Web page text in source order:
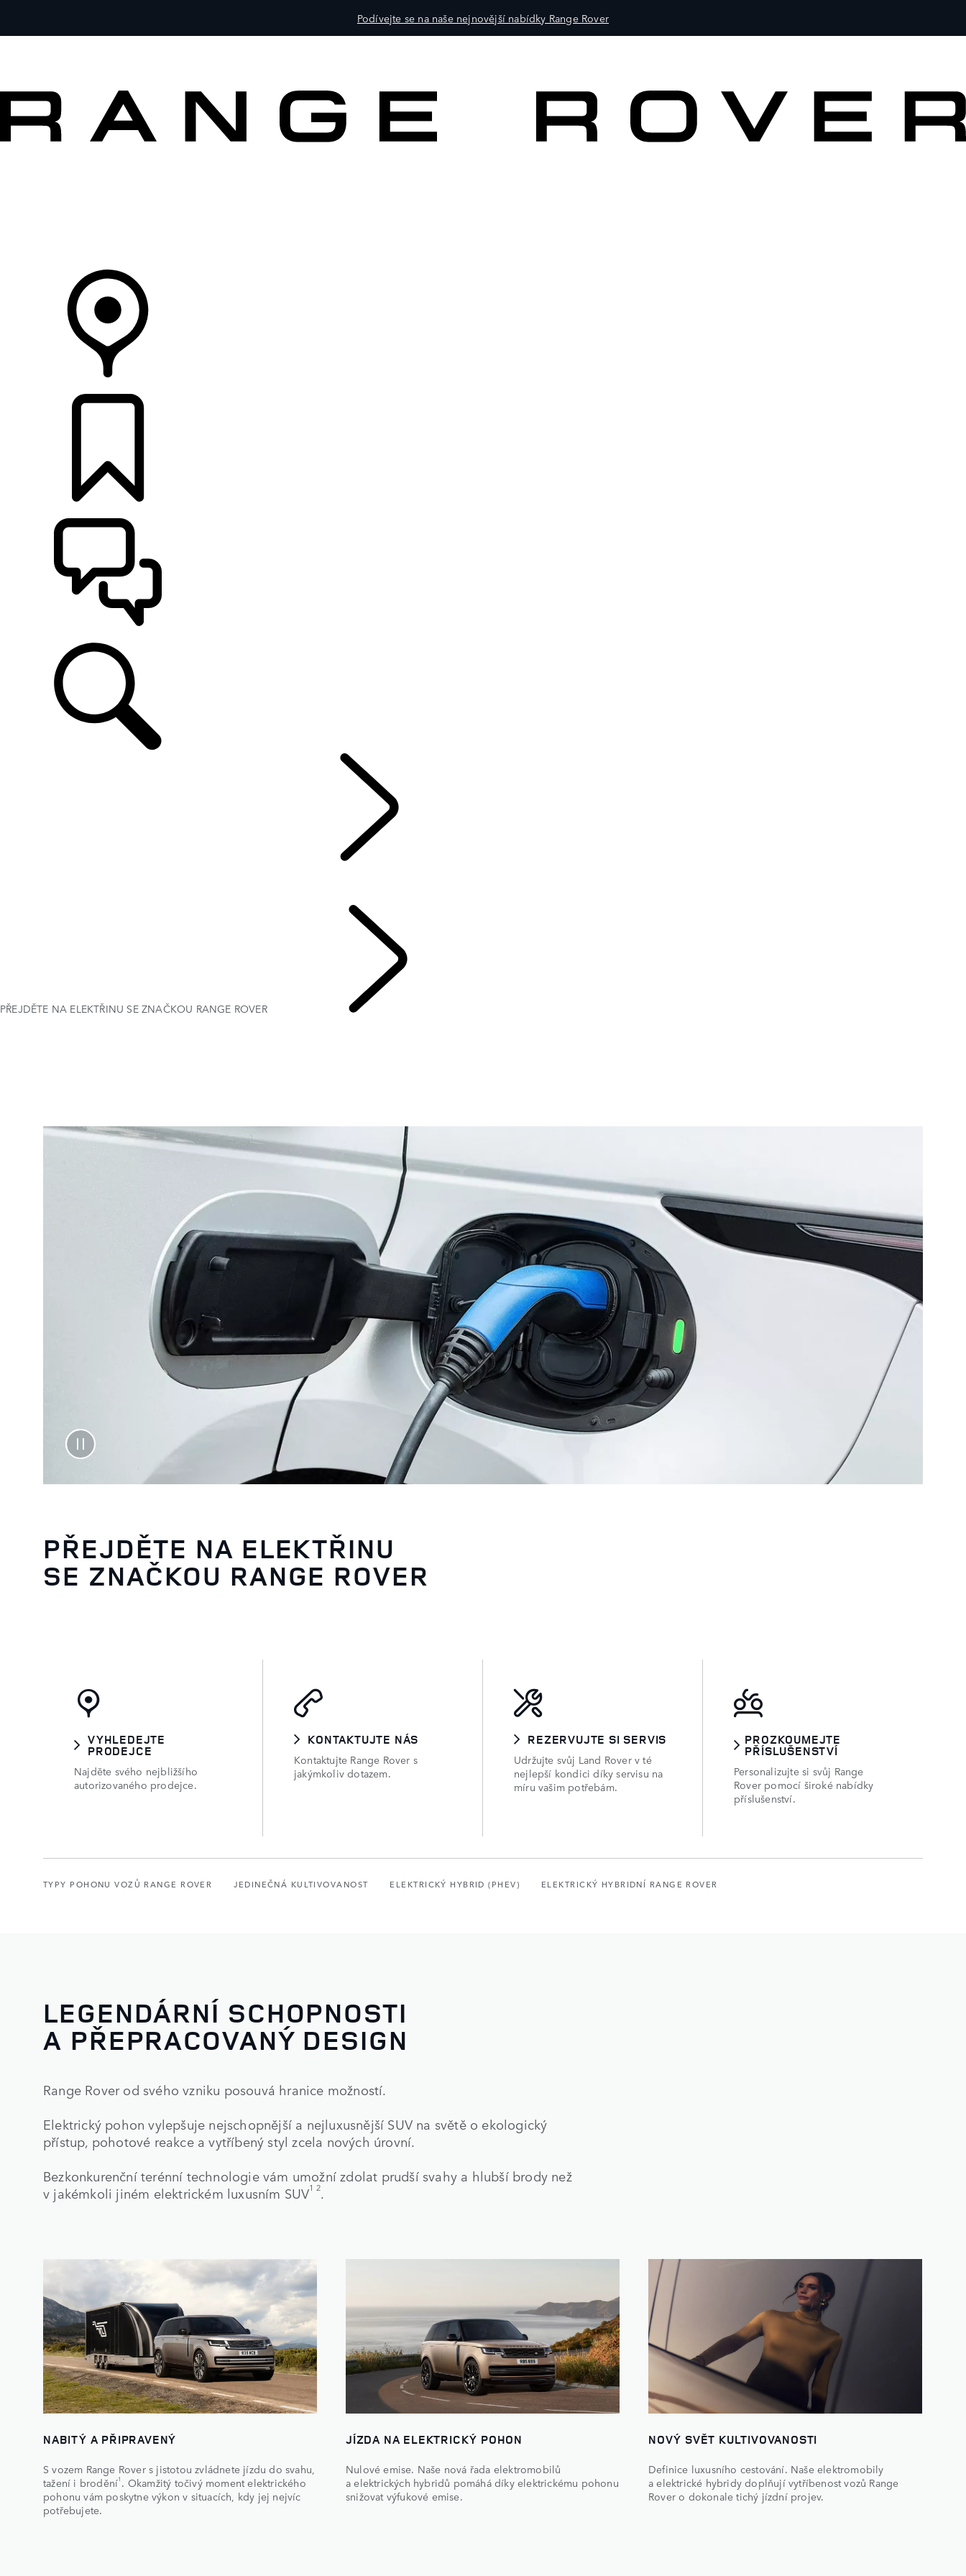
Podívejte se na naše nejnovější nabídky Range Rover
PŘEJDĚTE NA ELEKTŘINU SE ZNAČKOU RANGE ROVER
PŘEJDĚTE NA ELEKTŘINU
SE ZNAČKOU RANGE ROVER
VYHLEDEJTE
PRODEJCE
Najděte svého nejbližšího
autorizovaného prodejce.
KONTAKTUJTE NÁS
Kontaktujte Range Rover s
jakýmkoliv dotazem.
REZERVUJTE SI SERVIS
Udržujte svůj Land Rover v té
nejlepší kondici díky servisu na
míru vašim potřebám.
PROZKOUMEJTE
PŘÍSLUŠENSTVÍ
Personalizujte si svůj Range
Rover pomocí široké nabídky
příslušenství.
TYPY POHONU VOZŮ RANGE ROVER JEDINEČNÁ KULTIVOVANOST ELEKTRICKÝ HYBRID (PHEV) ELEKTRICKÝ HYBRIDNÍ RANGE ROVER
LEGENDÁRNÍ SCHOPNOSTI
A PŘEPRACOVANÝ DESIGN
Range Rover od svého vzniku posouvá hranice možností.
Elektrický pohon vylepšuje nejschopnější a nejluxusnější SUV na světě o ekologický
přístup, pohotové reakce a vytříbený styl zcela nových úrovní.
Bezkonkurenční terénní technologie vám umožní zdolat prudší svahy a hlubší brody než
v jakémkoli jiném elektrickém luxusním SUV1 2.
NABITÝ A PŘIPRAVENÝ
S vozem Range Rover s jistotou zvládnete jízdu do svahu,
tažení i brodění1 . Okamžitý točivý moment elektrického
pohonu vám poskytne výkon v situacích, kdy jej nejvíc
potřebujete.
JÍZDA NA ELEKTRICKÝ POHON
Nulové emise. Naše nová řada elektromobilů
a elektrických hybridů pomáhá díky elektrickému pohonu
snižovat výfukové emise.
NOVÝ SVĚT KULTIVOVANOSTI
Definice luxusního cestování. Naše elektromobily
a elektrické hybridy doplňují vytříbenost vozů Range
Rover o dokonale tichý jízdní projev.